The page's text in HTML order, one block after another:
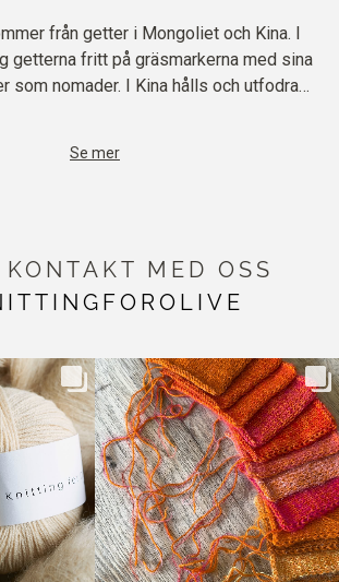
från getter i Mongoliet och Kina. I
getterna fritt på gräsmarkerna med sina
som nomader. I Kina hålls och utfodras
under dagen och återvänder till gårdarna
besöks två gånger om året
Se mer
MED OSS